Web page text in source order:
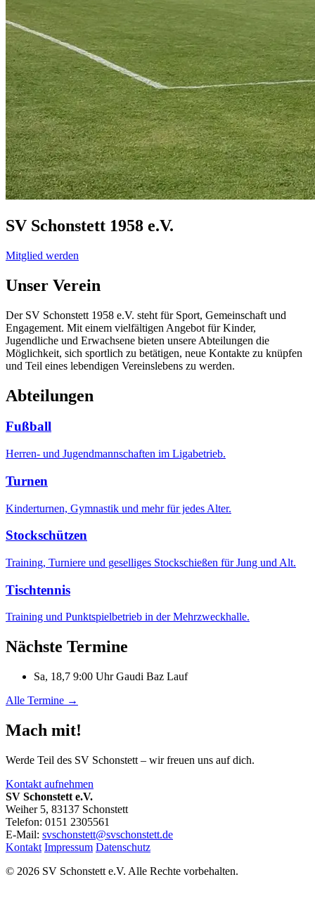
SV Schonstett 1958 e.V.
Mitglied werden
Unser Verein
Der SV Schonstett 1958 e.V. steht für Sport, Gemeinschaft und
Engagement. Mit einem vielfältigen Angebot für Kinder,
Jugendliche und Erwachsene bieten unsere Abteilungen die
Möglichkeit, sich sportlich zu betätigen, neue Kontakte zu knüpfen
und Teil eines lebendigen Vereinslebens zu werden.
Abteilungen
Fußball
Herren- und Jugendmannschaften im Ligabetrieb.
Turnen
Kinderturnen, Gymnastik und mehr für jedes Alter.
Stockschützen
Training, Turniere und geselliges Stockschießen für Jung und Alt.
Tischtennis
Training und Punktspielbetrieb in der Mehrzweckhalle.
Nächste Termine
Sa, 18,7 9:00 UhrGaudi Baz Lauf
Alle Termine →
Mach mit!
Werde Teil des SV Schonstett – wir freuen uns auf dich.
Kontakt aufnehmen
SV Schonstett e.V.
Weiher 5, 83137 Schonstett
Telefon: 0151 2305561
E-Mail: svschonstett@svschonstett.de
Kontakt Impressum Datenschutz
© 2026 SV Schonstett e.V. Alle Rechte vorbehalten.